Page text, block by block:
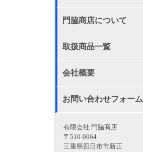
門脇商店について
取扱商品一覧
会社概要
お問い合わせフォーム
有限会社 門脇商店
〒510-0064
三重県四日市市新正